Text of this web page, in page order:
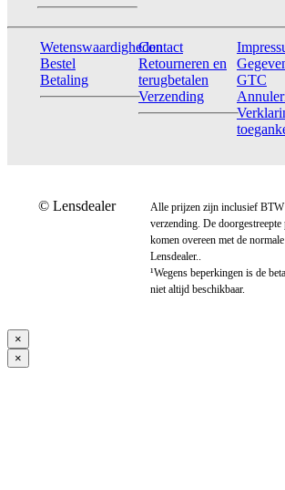
Wetenswaardigheden
Bestel
Betaling
Contact
Retourneren en
terugbetalen
Verzending
GTC
© Lensdealer
Alle prijzen zijn inclusief BTW
verzending. De
komen overeen met de
Lensdealer..
¹Wegens beperkingen is de
niet altijd beschikbaar.
×
×